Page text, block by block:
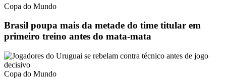
Copa do Mundo
Brasil poupa mais da metade do time titular em
primeiro treino antes do mata-mata
Copa do Mundo